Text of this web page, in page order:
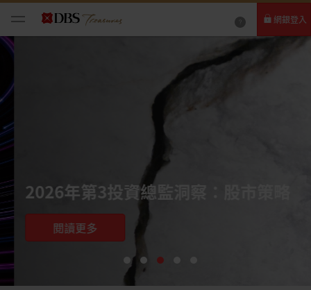
網銀登入
個人網路銀行
2026年第3投資總監洞察：股市策略
閱讀更多